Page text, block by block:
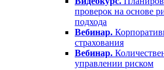
проверок на основе
подхода
Вебинар.
страхования
Вебинар.
управлении риском